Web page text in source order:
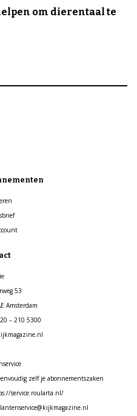
om dierentaal te
53
Amsterdam
– 210 5300
zelf je abonnementszaken
service.roularta.nl/